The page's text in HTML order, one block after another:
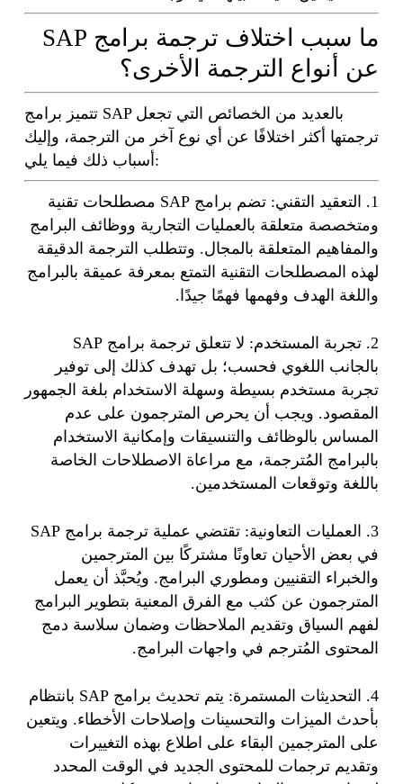
ما سبب اختلاف ترجمة برامج SAP
عن أنواع الترجمة الأخرى؟
تتميز برامج SAP بالعديد من الخصائص التي تجعل
ترجمتها أكثر اختلافًا عن أي نوع آخر من الترجمة، وإليك
أسباب ذلك فيما يلي:
1. التعقيد التقني: تضم برامج SAP مصطلحات تقنية
ومتخصصة متعلقة بالعمليات التجارية ووظائف البرامج
والمفاهيم المتعلقة بالمجال. وتتطلب الترجمة الدقيقة
لهذه المصطلحات التقنية التمتع بمعرفة عميقة بالبرامج
واللغة الهدف وفهمها فهمًا جيدًا.
2. تجربة المستخدم: لا تتعلق ترجمة برامج SAP
بالجانب اللغوي فحسب؛ بل تهدف كذلك إلى توفير
تجربة مستخدم بسيطة وسهلة الاستخدام بلغة الجمهور
المقصود. ويجب أن يحرص المترجمون على عدم
المساس بالوظائف والتنسيقات وإمكانية الاستخدام
بالبرامج المُترجمة، مع مراعاة الاصطلاحات الخاصة
باللغة وتوقعات المستخدمين.
3. العمليات التعاونية: تقتضي عملية ترجمة برامج SAP
في بعض الأحيان تعاونًا مشتركًا بين المترجمين
والخبراء التقنيين ومطوري البرامج. ويُحبَّذ أن يعمل
المترجمون عن كثب مع الفرق المعنية بتطوير البرامج
لفهم السياق وتقديم الملاحظات وضمان سلاسة دمج
المحتوى المُترجم في واجهات البرامج.
4. التحديثات المستمرة: يتم تحديث برامج SAP بانتظام
بأحدث الميزات والتحسينات وإصلاحات الأخطاء. ويتعين
على المترجمين البقاء على اطلاع بهذه التغييرات
وتقديم ترجمات للمحتوى الجديد في الوقت المحدد